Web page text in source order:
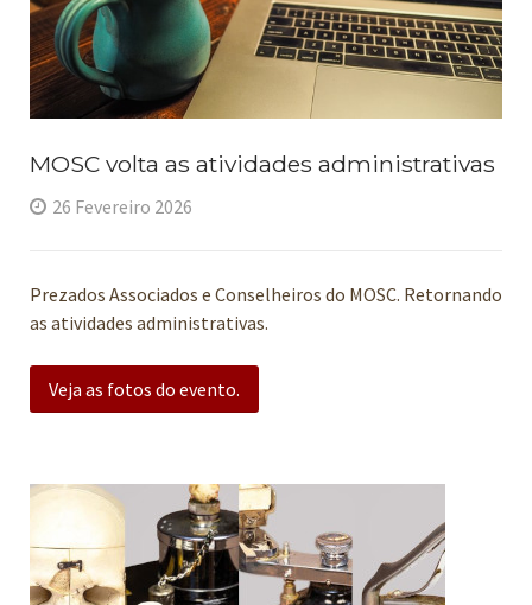
MOSC volta as atividades administrativas
26 Fevereiro 2026
Prezados Associados e Conselheiros do MOSC. Retornando
as atividades administrativas.
Veja as fotos do evento.